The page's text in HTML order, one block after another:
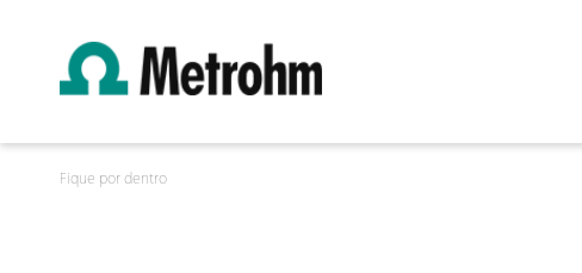
Fique por dentro